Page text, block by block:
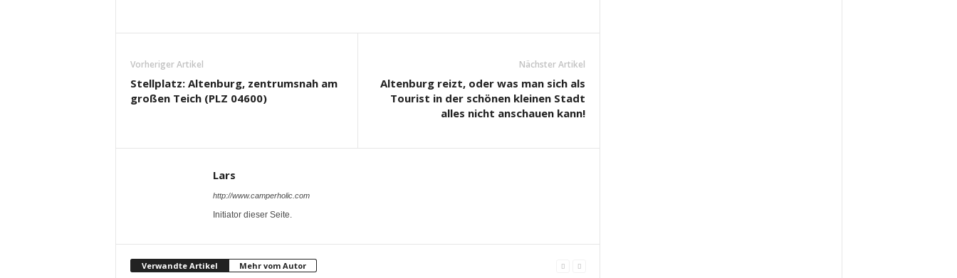
Vorheriger Artikel
Stellplatz: Altenburg, zentrumsnah am
großen Teich (PLZ 04600)
Nächster Artikel
Altenburg reizt, oder was man sich als
Tourist in der schönen kleinen Stadt
alles nicht anschauen kann!
Lars
http://www.camperholic.com
Initiator dieser Seite.
Verwandte Artikel Mehr vom Autor